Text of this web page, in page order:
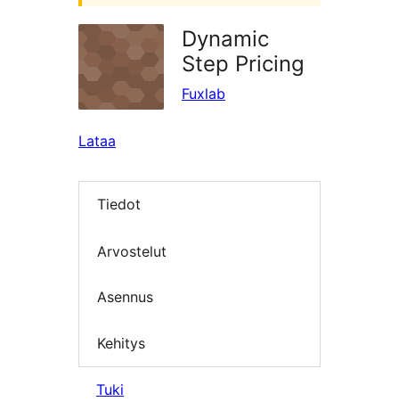
Dynamic
Step Pricing
Fuxlab
Lataa
Tiedot
Arvostelut
Asennus
Kehitys
Tuki